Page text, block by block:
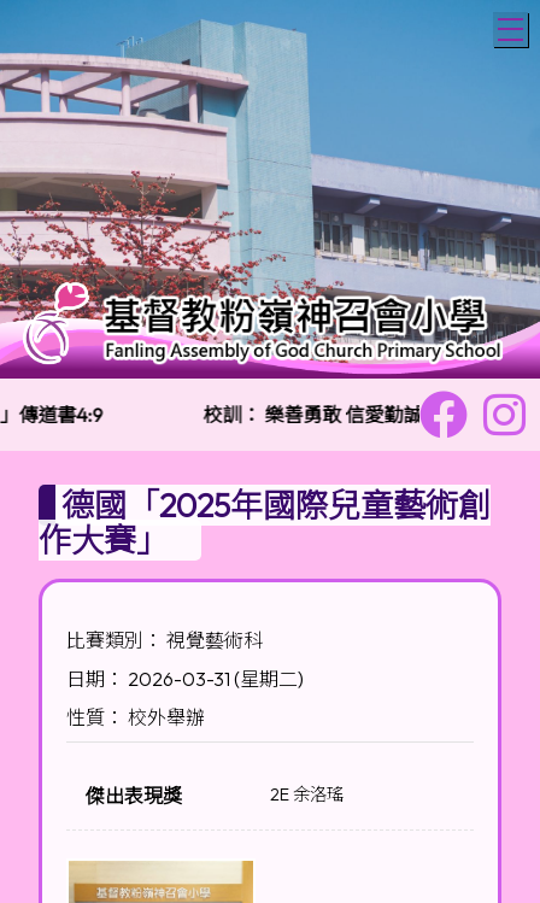
傳道書4:9 校訓： 樂善勇敢 信愛勤誠 主
德國「2025年國際兒童藝術創
作大賽」
比賽類別： 視覺藝術科
日期： 2026-03-31 (星期二)
性質： 校外舉辦
傑出表現獎 2E 余洛瑤